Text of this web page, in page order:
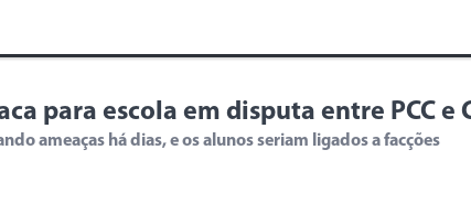
para escola em disputa entre PCC e
ameaças há dias, e os alunos seriam ligados a facções